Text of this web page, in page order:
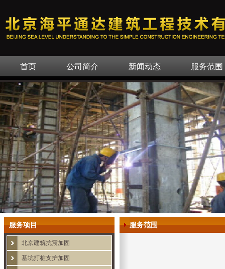
首页 公司简介 新闻动态 服务范围
服务项目
北京建筑抗震加固
基坑打桩支护加固
服务范围